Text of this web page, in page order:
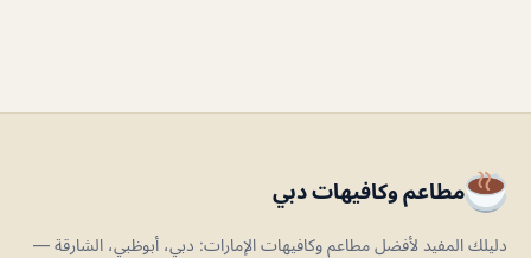
مطاعم وكافيهات دبي
دليلك المفيد لأفضل مطاعم وكافيهات الإمارات: دبي، أبوظبي، الشارقة —